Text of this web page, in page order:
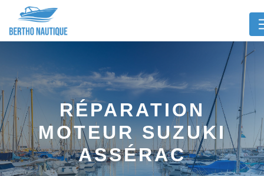
RÉPARATION
MOTEUR SUZUKI
ASSÉRAC
Panneau de gestion des cookies